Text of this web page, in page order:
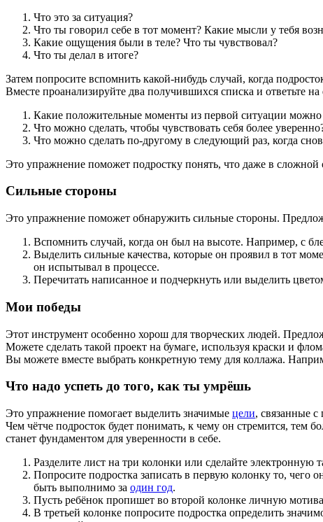
Что это за ситуация?
Что ты говорил себе в тот момент? Какие мысли у тебя
Какие ощущения были в теле? Что ты чувствовал?
Что ты делал в итоге?
Затем попросите вспомнить какой‑нибудь случай, когда
Вместе проанализируйте два получившихся списка и ответьте
Какие положительные моменты из первой ситуации
Что можно сделать, чтобы чувствовать себя более
Что можно сделать по‑другому в следующий раз, когда
Это упражнение поможет подростку понять, что даже в
Сильные стороны
Это упражнение поможет обнаружить сильные стороны.
Вспомнить случай, когда он был на высоте. Например, с
Выделить сильные качества, которые он проявил в тот
он испытывал в процессе.
Перечитать написанное и подчеркнуть или выделить
Мои победы
Этот инструмент особенно хорош для творческих людей.
Можете сделать такой проект на бумаге, используя краски и
Вы можете вместе выбрать конкретную тему для коллажа.
Что надо успеть до того, как ты умрёшь
Это упражнение помогает выделить значимые цели, связанные
Чем чётче подросток будет понимать, к чему он стремится, тем
станет фундаментом для уверенности в себе.
Разделите лист на три колонки или сделайте электронную
Попросите подростка записать в первую колонку то,
быть выполнимо за один год.
Пусть ребёнок пропишет во второй колонке личную
В третьей колонке попросите подростка определить